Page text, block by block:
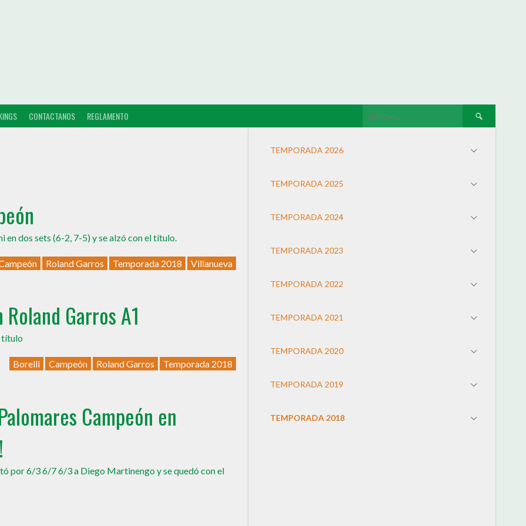
CONTACTANOS REGLAMENTO
dos sets (6-2, 7-5) y se alzó con el título.
Roland Garros Temporada 2018 Villanueva
Garros A1
título
Borelli Campeón Roland Garros Temporada 2018
Campeón en
por 6/3 6/7 6/3 a Diego Martinengo y se quedó con el
TEMPORADA 2026
TEMPORADA 2025
TEMPORADA 2024
TEMPORADA 2023
TEMPORADA 2022
TEMPORADA 2021
TEMPORADA 2020
TEMPORADA 2019
TEMPORADA 2018